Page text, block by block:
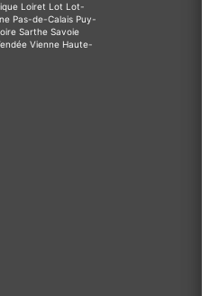
Loiret Lot Lot-
Pas-de-Calais Puy-
Sarthe Savoie
Vienne Haute-